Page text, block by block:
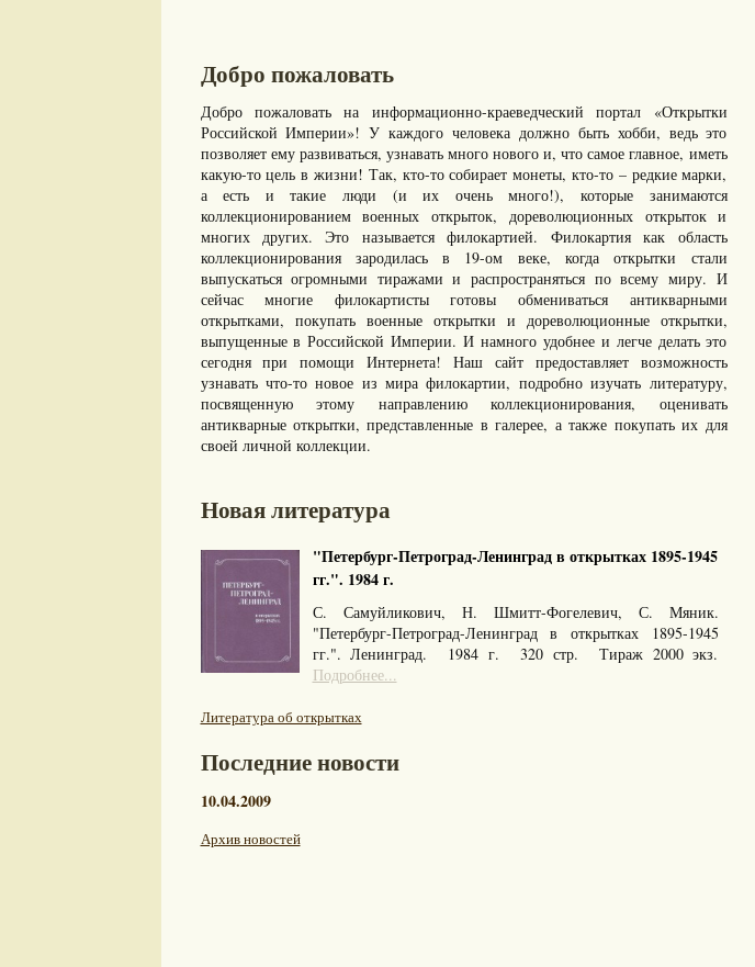
Добро пожаловать
Добро пожаловать на информационно-краеведческий портал «Открытки
Российской Империи»! У каждого человека должно быть хобби, ведь это
позволяет ему развиваться, узнавать много нового и, что самое главное, иметь
какую-то цель в жизни! Так, кто-то собирает монеты, кто-то – редкие марки,
а есть и такие люди (и их очень много!), которые занимаются
коллекционированием военных открыток, дореволюционных открыток и
многих других. Это называется филокартией. Филокартия как область
коллекционирования зародилась в 19-ом веке, когда открытки стали
выпускаться огромными тиражами и распространяться по всему миру. И
сейчас многие филокартисты готовы обмениваться антикварными
открытками, покупать военные открытки и дореволюционные открытки,
выпущенные в Российской Империи. И намного удобнее и легче делать это
сегодня при помощи Интернета! Наш сайт предоставляет возможность
узнавать что-то новое из мира филокартии, подробно изучать литературу,
посвященную этому направлению коллекционирования, оценивать
антикварные открытки, представленные в галерее, а также покупать их для
своей личной коллекции.
Новая литература
"Петербург-Петроград-Ленинград в открытках 1895-1945
гг.". 1984 г.
С. Самуйликович, Н. Шмитт-Фогелевич, С. Мяник.
"Петербург-Петроград-Ленинград в открытках 1895-1945
гг.". Ленинград. 1984 г. 320 стр. Тираж 2000 экз.
Подробнее...
Литература об открытках
Последние новости
10.04.2009
Архив новостей